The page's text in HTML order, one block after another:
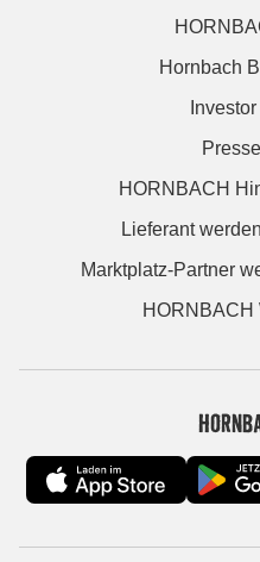
Hornbach
HORNBACH
Lieferant
Marktplatz-Partner
HORNBACH